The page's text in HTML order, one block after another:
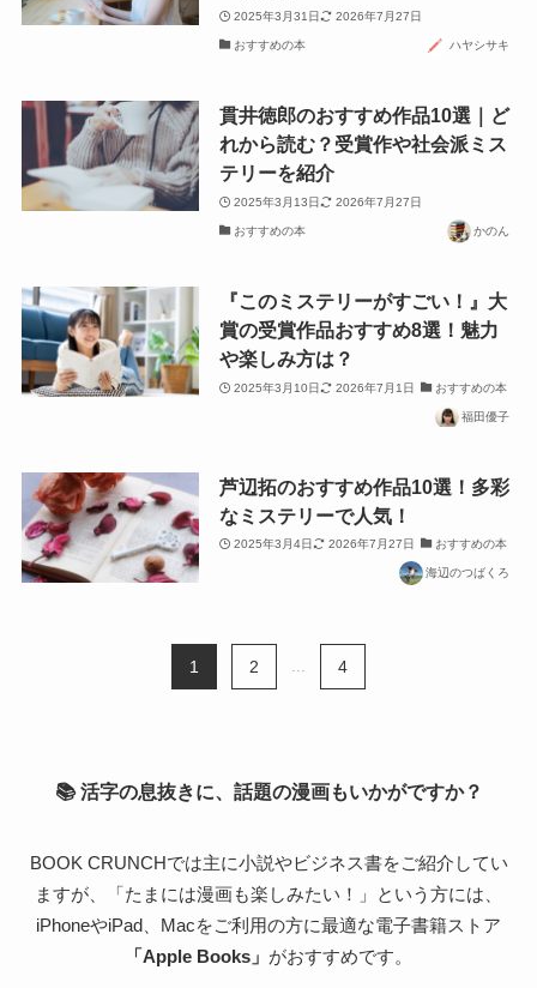
2025年3月31日 2026年7月27日
おすすめの本 ハヤシサキ
貫井徳郎のおすすめ作品10選｜ど
れから読む？受賞作や社会派ミス
テリーを紹介
2025年3月13日 2026年7月27日
おすすめの本 かのん
『このミステリーがすごい！』大
賞の受賞作品おすすめ8選！魅力
や楽しみ方は？
2025年3月10日 2026年7月1日 おすすめの本
福田優子
芦辺拓のおすすめ作品10選！多彩
なミステリーで人気！
2025年3月4日 2026年7月27日 おすすめの本
海辺のつばくろ
1 2 ... 4
📚 活字の息抜きに、話題の漫画もいかがですか？
BOOK CRUNCHでは主に小説やビジネス書をご紹介してい
ますが、「たまには漫画も楽しみたい！」という方には、
iPhoneやiPad、Macをご利用の方に最適な電子書籍ストア
「Apple Books」 がおすすめです。